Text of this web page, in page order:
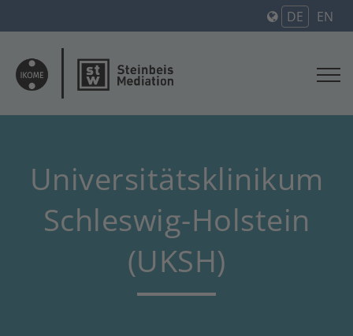
DE EN
Universitätsklinikum
Schleswig-Holstein
(UKSH)